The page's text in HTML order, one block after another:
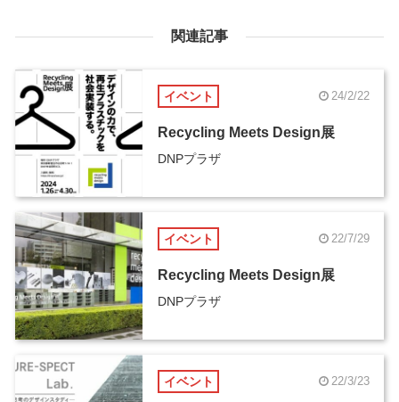
関連記事
イベント 24/2/22
Recycling Meets Design展
DNPプラザ
イベント 22/7/29
Recycling Meets Design展
DNPプラザ
イベント 22/3/23